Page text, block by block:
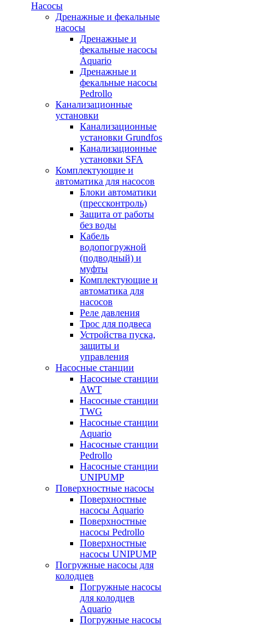
Насосы
Дренажные и фекальные
насосы
Дренажные и
фекальные насосы
Aquario
Дренажные и
фекальные насосы
Pedrollo
Канализационные
установки
Канализационные
установки Grundfos
Канализационные
установки SFA
Комплектующие и
автоматика для насосов
Блоки автоматики
(прессконтроль)
Защита от работы
без воды
Кабель
водопогружной
(подводный) и
муфты
Комплектующие и
автоматика для
насосов
Реле давления
Трос для подвеса
Устройства пуска,
защиты и
управления
Насосные станции
Насосные станции
AWT
Насосные станции
TWG
Насосные станции
Aquario
Насосные станции
Pedrollo
Насосные станции
UNIPUMP
Поверхностные насосы
Поверхностные
насосы Aquario
Поверхностные
насосы Pedrollo
Поверхностные
насосы UNIPUMP
Погружные насосы для
колодцев
Погружные насосы
для колодцев
Aquario
Погружные насосы